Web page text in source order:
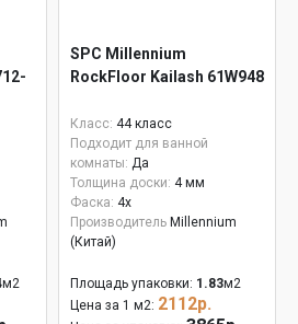
м2
SPC Millennium
RockFloor Kailash 61W948
Класс: 44 класс
Подходит для ванной
комнаты: Да
Толщина доски: 4 мм
Фаска: 4x
Производитель Millennium
(Китай)
Площадь упаковки: 1.83м2
Цена за 1 м2: 2112р.